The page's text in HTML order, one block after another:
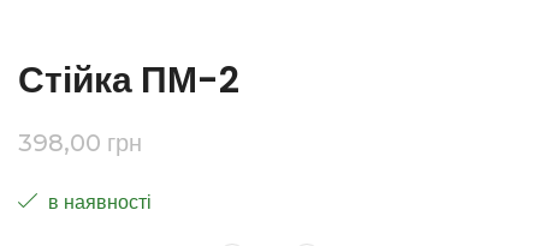
Стійка ПМ-2
398,00 грн
в наявності